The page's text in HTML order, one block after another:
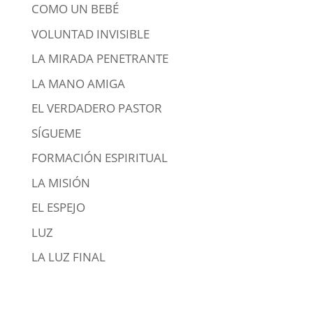
COMO UN BEBÉ
VOLUNTAD INVISIBLE
LA MIRADA PENETRANTE
LA MANO AMIGA
EL VERDADERO PASTOR
SÍGUEME
FORMACIÓN ESPIRITUAL
LA MISIÓN
EL ESPEJO
LUZ
LA LUZ FINAL